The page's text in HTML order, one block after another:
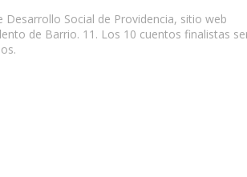
Social de Providencia, sitio web
de Barrio. 11. Los 10 cuentos finalistas